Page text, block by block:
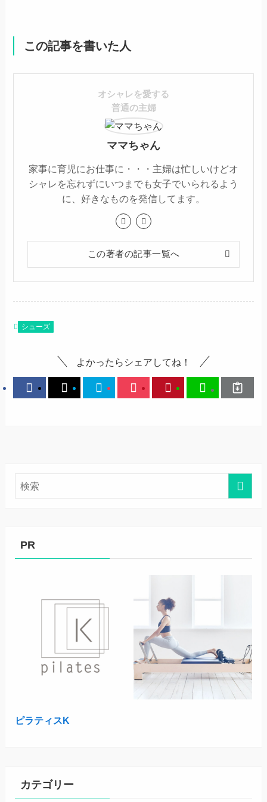
この記事を書いた人
オシャレを愛する
普通の主婦
ママちゃん
家事に育児にお仕事に・・・主婦は忙しいけどオ
シャレを忘れずにいつまでも女子でいられるよう
に、好きなものを発信してます。
この著者の記事一覧へ
シューズ
よかったらシェアしてね！
PR
ピラティスK
カテゴリー